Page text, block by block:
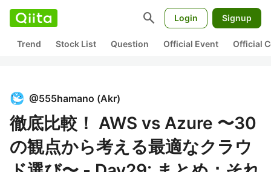
search Login Signup
Trend Stock List Question Official Event Official
@555hamano (Akr)
徹底比較！ AWS vs Azure 〜30
の観点から考える最適なクラウ